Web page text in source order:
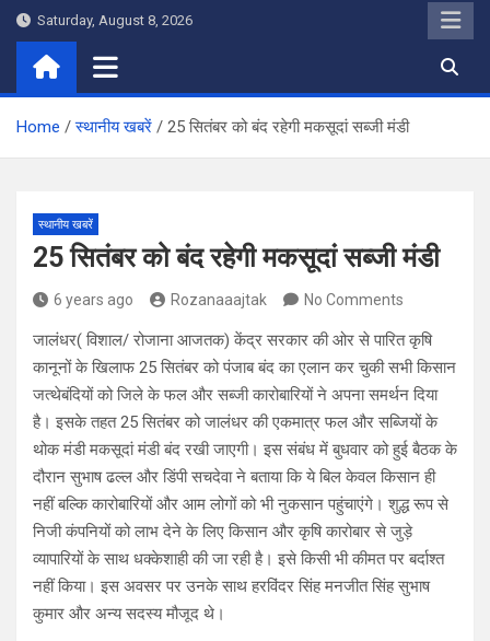
Skip
content
Saturday, August 8, 2026
Home स्थानीय खबरें 25 सितंबर को बंद रहेगी मकसूदां सब्जी मंडी
स्थानीय खबरें
25 सितंबर को बंद रहेगी मकसूदां सब्जी मंडी
6 years ago Rozanaaajtak No Comments
जालंधर( विशाल/ रोजाना आजतक) केंद्र सरकार की ओर से पारित कृषि
कानूनों के खिलाफ 25 सितंबर को पंजाब बंद का एलान कर चुकी सभी किसान
जत्थेबंदियों को जिले के फल और सब्जी कारोबारियों ने अपना समर्थन दिया
है। इसके तहत 25 सितंबर को जालंधर की एकमात्र फल और सब्जियों के
थोक मंडी मकसूदां मंडी बंद रखी जाएगी। इस संबंध में बुधवार को हुई बैठक के
दौरान सुभाष ढल्ल और डिंपी सचदेवा ने बताया कि ये बिल केवल किसान ही
नहीं बल्कि कारोबारियों और आम लोगों को भी नुकसान पहुंचाएंगे। शुद्ध रूप से
निजी कंपनियों को लाभ देने के लिए किसान और कृषि कारोबार से जुड़े
व्यापारियों के साथ धक्केशाही की जा रही है। इसे किसी भी कीमत पर बर्दाश्त
नहीं किया। इस अवसर पर उनके साथ हरविंदर सिंह मनजीत सिंह सुभाष
कुमार और अन्य सदस्य मौजूद थे।